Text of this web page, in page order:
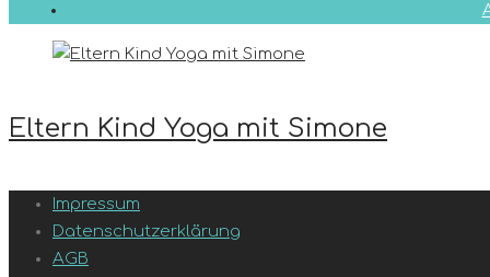
Tag:
27.
Eltern Kind Yoga mit Simone
Impressum
Datenschutzerklärung
AGB